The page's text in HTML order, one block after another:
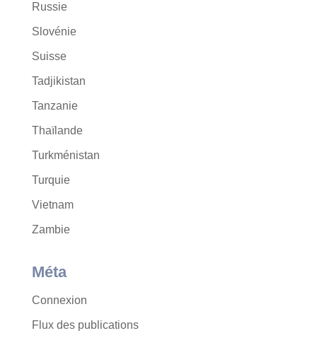
Russie
Slovénie
Suisse
Tadjikistan
Tanzanie
Thaïlande
Turkménistan
Turquie
Vietnam
Zambie
Méta
Connexion
Flux des publications